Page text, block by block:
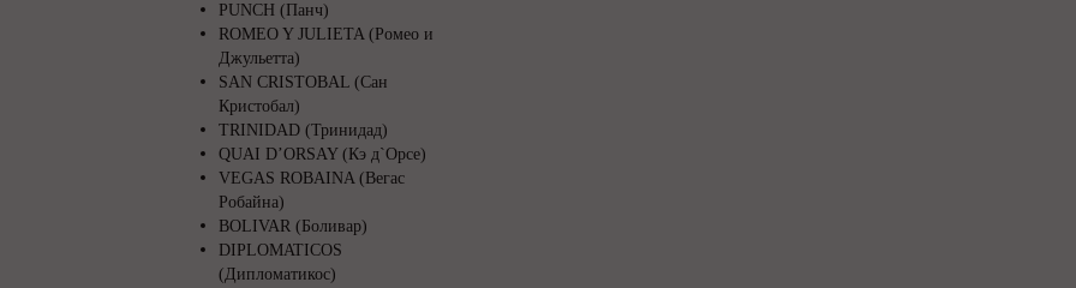
PUNCH (Панч)
ROMEO Y JULIETA (Ромео и
Джульетта)
SAN CRISTOBAL (Сан
Кристобал)
TRINIDAD (Тринидад)
QUAI D’ORSAY (Кэ д`Орсе)
VEGAS ROBAINA (Вегас
Робайна)
BOLIVAR (Боливар)
DIPLOMATICOS
(Дипломатикос)